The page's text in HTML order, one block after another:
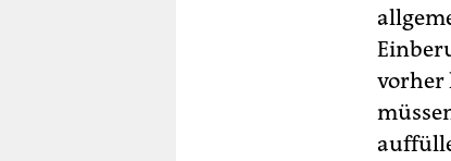
vorher